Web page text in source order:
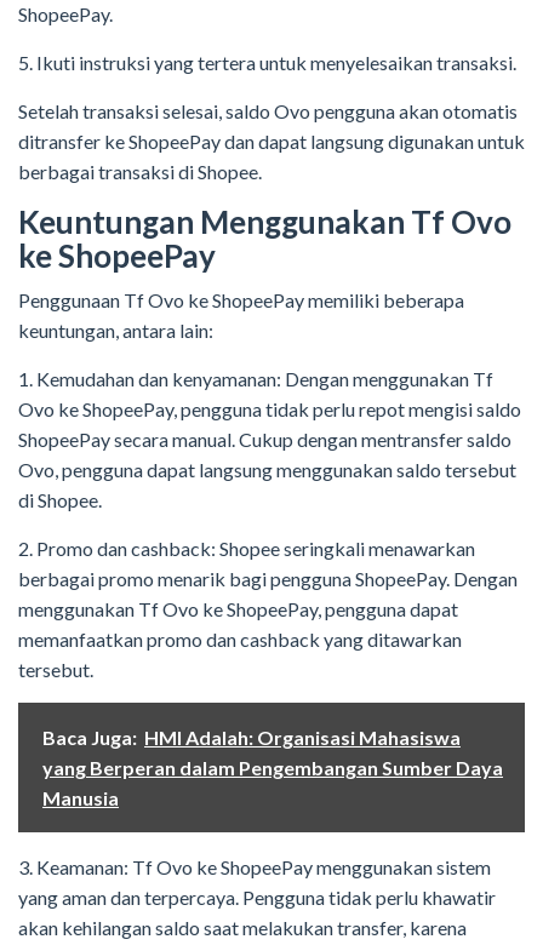
ShopeePay.
5. Ikuti instruksi yang tertera untuk menyelesaikan transaksi.
Setelah transaksi selesai, saldo Ovo pengguna akan otomatis
ditransfer ke ShopeePay dan dapat langsung digunakan untuk
berbagai transaksi di Shopee.
Keuntungan Menggunakan Tf Ovo
ke ShopeePay
Penggunaan Tf Ovo ke ShopeePay memiliki beberapa
keuntungan, antara lain:
1. Kemudahan dan kenyamanan: Dengan menggunakan Tf
Ovo ke ShopeePay, pengguna tidak perlu repot mengisi saldo
ShopeePay secara manual. Cukup dengan mentransfer saldo
Ovo, pengguna dapat langsung menggunakan saldo tersebut
di Shopee.
2. Promo dan cashback: Shopee seringkali menawarkan
berbagai promo menarik bagi pengguna ShopeePay. Dengan
menggunakan Tf Ovo ke ShopeePay, pengguna dapat
memanfaatkan promo dan cashback yang ditawarkan
tersebut.
Baca Juga: HMI Adalah: Organisasi Mahasiswa
yang Berperan dalam Pengembangan Sumber Daya
Manusia
3. Keamanan: Tf Ovo ke ShopeePay menggunakan sistem
yang aman dan terpercaya. Pengguna tidak perlu khawatir
akan kehilangan saldo saat melakukan transfer, karena